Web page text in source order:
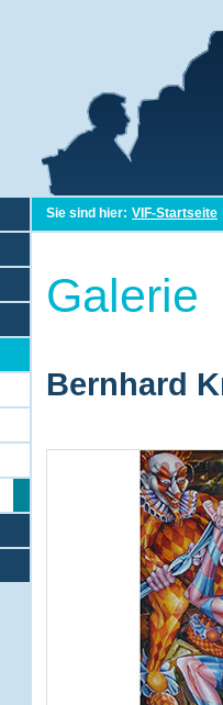
Sie sind hier: VIF-Startseite
Galerie
Bernhard